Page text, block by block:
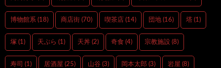
博物館系 (18) 商店街 (70) 喫茶店 (14) 団地 (16) 塔 (1)
塚 (1) 天ぷら (1) 天丼 (2) 奇食 (4) 宗教施設 (8)
寿司 (1) 居酒屋 (25) 山谷 (3) 岡本太郎 (3) 岩屋 (8)